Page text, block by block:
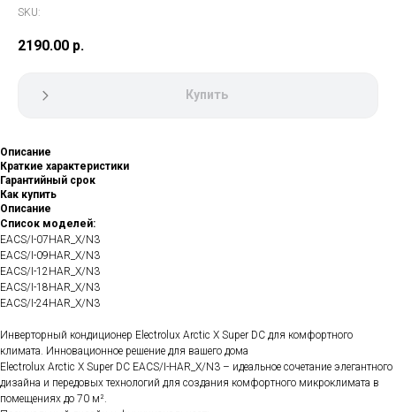
SKU:
2190.00 р.
Купить
Описание
Краткие характеристики
Гарантийный срок
Как купить
Описание
Список моделей:
EACS/I-07HAR_X/N3
EACS/I-09HAR_X/N3
EACS/I-12HAR_X/N3
EACS/I-18HAR_X/N3
EACS/I-24HAR_X/N3
Инверторный кондиционер Electrolux Arctic X Super DC для комфортного
климата. Инновационное решение для вашего дома
Electrolux Arctic X Super DC EACS/I-HAR_X/N3 – идеальное сочетание элегантного
дизайна и передовых технологий для создания комфортного микроклимата в
помещениях до 70 м².